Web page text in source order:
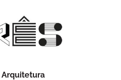
Arquitetura